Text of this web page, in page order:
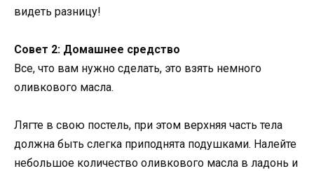
видеть разницу!
Совет 2: Домашнее средство
Все, что вам нужно сделать, это взять немного
оливкового масла.
Лягте в свою постель, при этом верхняя часть тела
должна быть слегка приподнята подушками. Налейте
небольшое количество оливкового масла в ладонь и